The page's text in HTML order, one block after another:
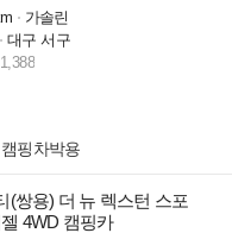
가솔린
대구 서구
핑차박용
(쌍용) 더 뉴 렉스턴 스포
4WD 캠핑카